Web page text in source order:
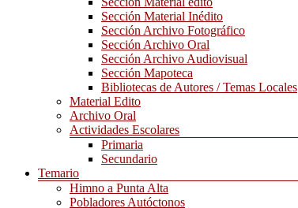
Sección Material Inédito
Sección Archivo Fotográfico
Sección Archivo Oral
Sección Archivo Audiovisual
Sección Mapoteca
Bibliotecas de Autores / Temas Locales
Material Edito
Archivo Oral
Actividades Escolares
Primaria
Secundario
Temario
Himno a Punta Alta
Pobladores Autóctonos